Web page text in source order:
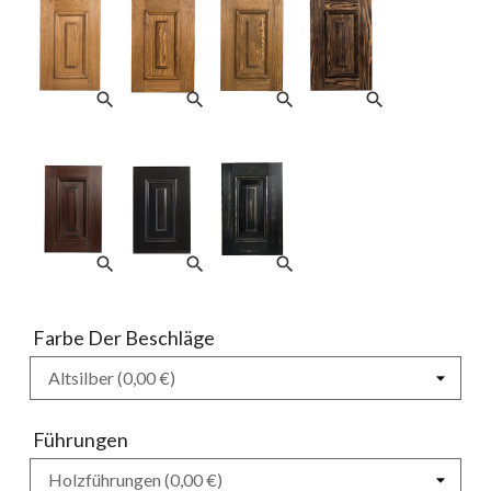
search search search search
search search search
Farbe Der Beschläge
Führungen